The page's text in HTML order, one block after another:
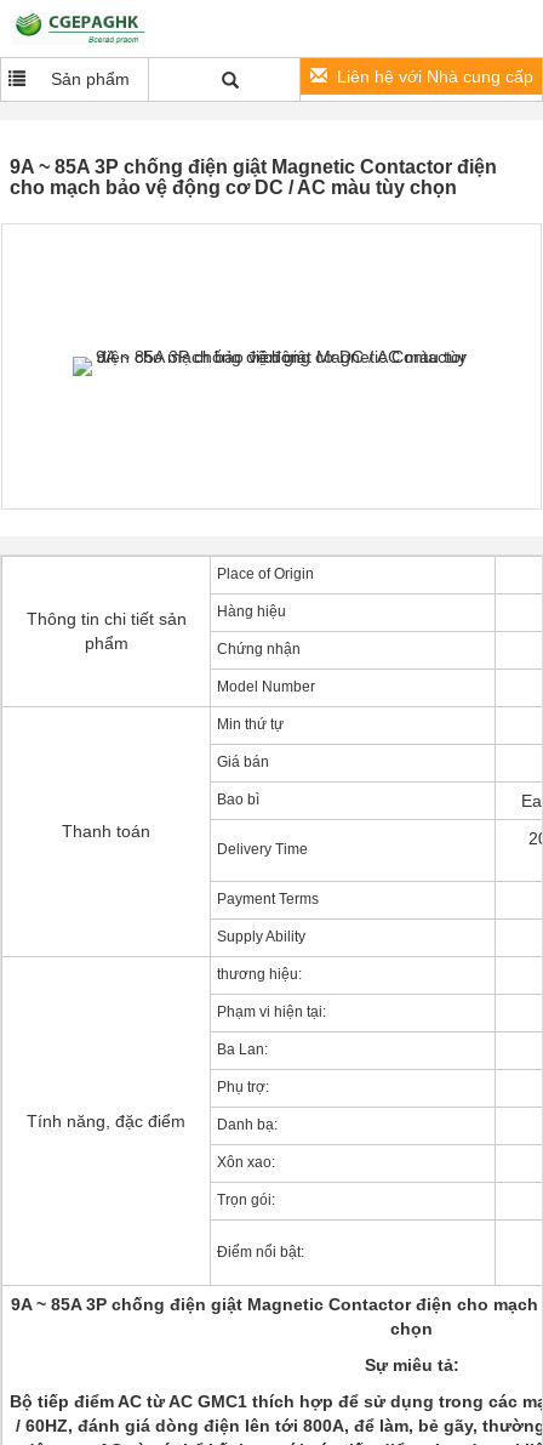
Sản phẩm Liên hệ với Nhà cung cấp
9A ~ 85A 3P chống điện giật Magnetic Contactor điện
cho mạch bảo vệ động cơ DC / AC màu tùy chọn
Thông tin chi tiết sản
phẩm
Place of Origin
Hàng hiệu
Chứng nhận
Model Number
Thanh toán
Min thứ tự
Giá bán
Bao bì
Delivery Time
Payment Terms
Supply Ability
Tính năng, đặc điểm
thương hiệu:
Phạm vi hiện tại:
Ba Lan:
Phụ trợ:
Danh bạ:
Xôn xao:
Trọn gói:
Điểm nổi bật:
9A ~ 85A 3P chống điện giật Magnetic Contactor điện cho
chọn
Sự miêu tả:
Bộ tiếp điểm AC từ AC GMC1 thích hợp để sử dụng trong các
/ 60HZ, đánh giá dòng điện lên tới 800A, để làm, bẻ gãy,